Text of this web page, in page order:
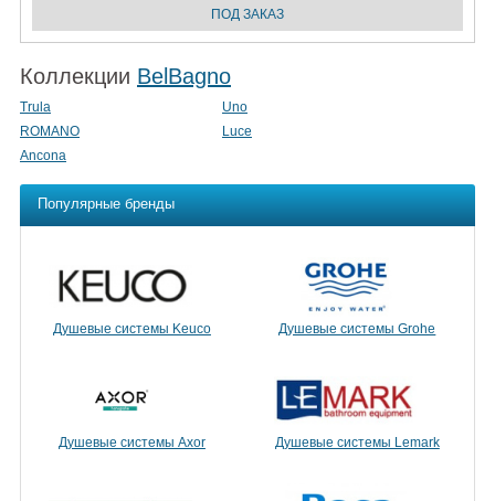
Коллекции BelBagno
Trula
Uno
ROMANO
Luce
Ancona
Популярные бренды
Душевые системы Keuco Душевые системы Grohe
Душевые системы Axor Душевые системы Lemark